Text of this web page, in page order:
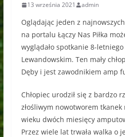
13 września 2021 admin
Oglądając jeden z
na portalu Łączy Nas Piłka
wyglądało spotkanie 8-
Lewandowskim. Ten mały
Dęby i jest zawodnikiem amp
Chłopiec urodził się z bardzo
złośliwym nowotworem tkanek
wieku dwóch miesięcy
Przez wiele lat trwała walka o